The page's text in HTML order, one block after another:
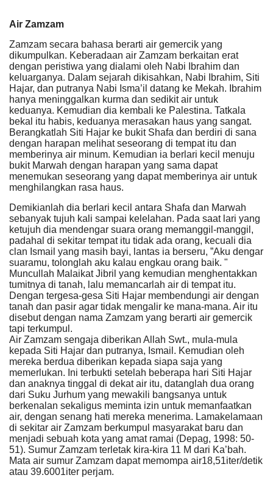
Air Zamzam
Zamzam secara bahasa berarti air gemercik yang
dikumpulkan. Keberadaan air Zamzam berkaitan erat
dengan peristiwa yang dialami oleh Nabi Ibrahim dan
keluarganya. Dalam sejarah dikisahkan, Nabi Ibrahim, Siti
Hajar, dan putranya Nabi Isma’il datang ke Mekah. Ibrahim
hanya meninggalkan kurma dan sedikit air untuk
keduanya. Kemudian dia kembali ke Palestina. Tatkala
bekal itu habis, keduanya merasakan haus yang sangat.
Berangkatlah Siti Hajar ke bukit Shafa dan berdiri di sana
dengan harapan melihat seseorang di tempat itu dan
memberinya air minum. Kemudian ia berlari kecil menuju
bukit Marwah dengan harapan yang sama dapat
menemukan seseorang yang dapat memberinya air untuk
menghilangkan rasa haus.
Demikianlah dia berlari kecil antara Shafa dan Marwah
sebanyak tujuh kali sampai kelelahan. Pada saat lari yang
ketujuh dia mendengar suara orang memanggil-manggil,
padahal di sekitar tempat itu tidak ada orang, kecuali dia
clan Ismail yang masih bayi, lantas ia berseru, ”Aku dengar
suaramu, tolonglah aku kalau engkau orang baik. "
Muncullah Malaikat Jibril yang kemudian menghentakkan
tumitnya di tanah, lalu memancarlah air di tempat itu.
Dengan tergesa-gesa Siti Hajar membendungi air dengan
tanah dan pasir agar tidak mengalir ke mana-mana. Air itu
disebut dengan nama Zamzam yang berarti air gemercik
tapi terkumpul.
Air Zamzam sengaja diberikan Allah Swt., mula-mula
kepada Siti Hajar dan putranya, Ismail. Kemudian oleh
mereka berdua diberikan kepada siapa saja yang
memerlukan. Ini terbukti setelah beberapa hari Siti Hajar
dan anaknya tinggal di dekat air itu, datanglah dua orang
dari Suku Jurhum yang mewakili bangsanya untuk
berkenalan sekaligus meminta izin untuk memanfaatkan
air, dengan senang hati mereka menerima. Lamakelamaan
di sekitar air Zamzam berkumpul masyarakat baru dan
menjadi sebuah kota yang amat ramai (Depag, 1998: 50-
51). Sumur Zamzam terletak kira-kira 11 M dari Ka’bah.
Mata air sumur Zamzam dapat memompa air18,51iter/detik
atau 39.6001iter perjam.